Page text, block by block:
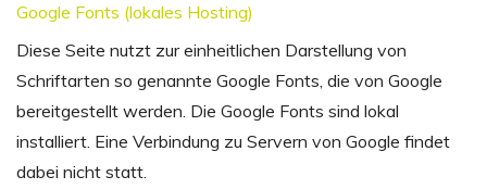
Google Fonts (lokales Hosting)
Diese Seite nutzt zur einheitlichen Darstellung von
Schriftarten so genannte Google Fonts, die von Google
bereitgestellt werden. Die Google Fonts sind lokal
installiert. Eine Verbindung zu Servern von Google findet
dabei nicht statt.